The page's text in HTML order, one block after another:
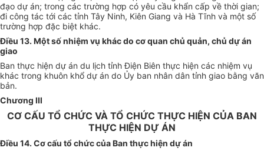
đạo dự án; trong các trường hợp có yêu cầu khẩn cấp về thời gian;
đi công tác tới các tỉnh Tây Ninh, Kiên Giang và Hà Tĩnh và một số
trường hợp đặc biệt khác.
Điều 13. Một số nhiệm vụ khác do cơ quan chủ quản, chủ dự án
giao
Ban thực hiện dự án du lịch tỉnh Điện Biên thực hiện các nhiệm vụ
khác trong khuôn khổ dự án do Ủy ban nhân dân tỉnh giao bằng văn
bản.
Chương III
CƠ CẤU TỔ CHỨC VÀ TỔ CHỨC THỰC HIỆN CỦA BAN
THỰC HIỆN DỰ ÁN
Điều 14. Cơ cấu tổ chức của Ban thực hiện dự án